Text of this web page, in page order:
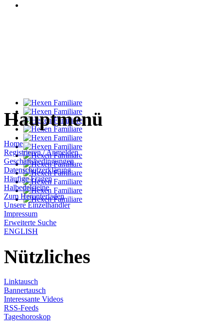
Hauptmenü
Home
Registrieren / Anmelden
Geschäftsbedingungen
Datenschutzerklärung
Häufige Fragen
Halbedelsteine
Zum Herunterladen
Unsere Einzelhändler
Impressum
Erweiterte Suche
ENGLISH
Nützliches
Linktausch
Bannertausch
Interessante Videos
RSS-Feeds
Tageshoroskop